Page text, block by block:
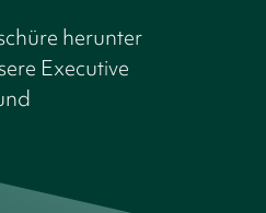
herunter
Executive